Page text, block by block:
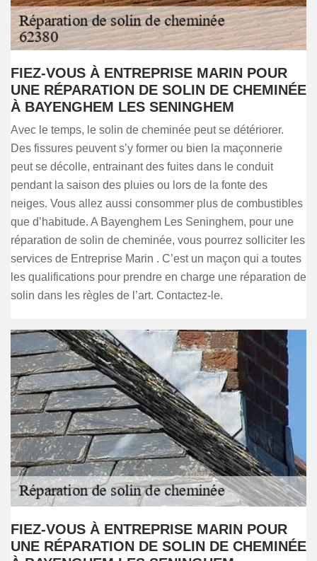
FIEZ-VOUS À ENTREPRISE MARIN POUR
UNE RÉPARATION DE SOLIN DE CHEMINÉE
À BAYENGHEM LES SENINGHEM
Avec le temps, le solin de cheminée peut se détériorer.
Des fissures peuvent s’y former ou bien la maçonnerie
peut se décolle, entrainant des fuites dans le conduit
pendant la saison des pluies ou lors de la fonte des
neiges. Vous allez aussi consommer plus de combustibles
que d’habitude. A Bayenghem Les Seninghem, pour une
réparation de solin de cheminée, vous pourrez solliciter les
services de Entreprise Marin . C’est un maçon qui a toutes
les qualifications pour prendre en charge une réparation de
solin dans les règles de l’art. Contactez-le.
FIEZ-VOUS À ENTREPRISE MARIN POUR
UNE RÉPARATION DE SOLIN DE CHEMINÉE